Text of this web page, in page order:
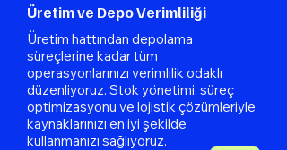
Üretim ve Depo Verimliliği
Üretim hattından depolama
süreçlerine kadar tüm
operasyonlarınızı verimlilik odaklı
düzenliyoruz. Stok yönetimi, süreç
optimizasyonu ve lojistik çözümleriyle
kaynaklarınızı en iyi şekilde
kullanmanızı sağlıyoruz.